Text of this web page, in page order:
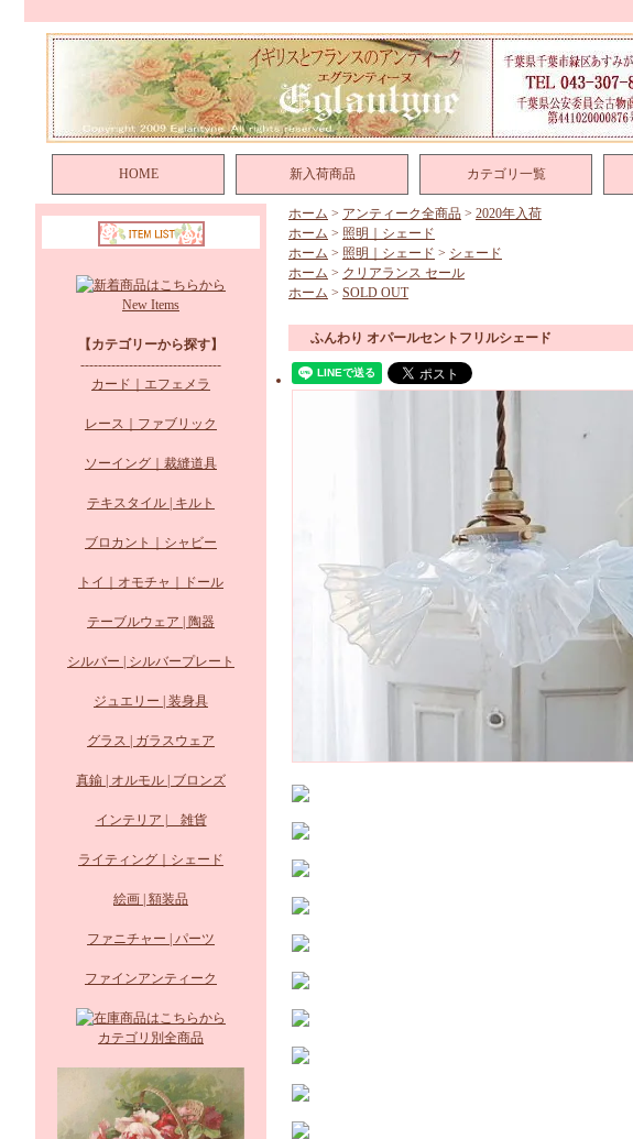
HOME 新入荷商品 カテゴリ一覧
New Items
【カテゴリーから探す】
--------------------------------
カード｜エフェメラ
レース｜ファブリック
ソーイング｜裁縫道具
テキスタイル | キルト
ブロカント｜シャビー
トイ｜オモチャ｜ドール
テーブルウェア | 陶器
シルバー | シルバープレート
ジュエリー | 装身具
グラス | ガラスウェア
真鍮 | オルモル | ブロンズ
インテリア | 雑貨
ライティング｜シェード
絵画 | 額装品
ファニチャー | パーツ
ファインアンティーク
カテゴリ別全商品
ホーム > アンティーク全商品 > 2020年入荷
ホーム > 照明｜シェード
ホーム > 照明｜シェード > シェード
ホーム > クリアランス セール
ホーム > SOLD OUT
ふんわり オパールセントフリルシェード